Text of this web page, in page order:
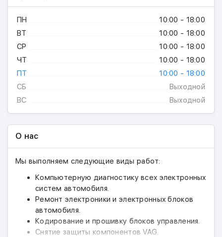
ПН
10:00 - 18:00
ВТ
10:00 - 18:00
СР
10:00 - 18:00
ЧТ
10:00 - 18:00
ПТ
10:00 - 18:00
СБ
Выходной
ВС
Выходной
О нас
Мы выполняем следующие виды работ:
Компьютерную диагностику всех электронных
систем автомобиля.
Ремонт электроники и электронных блоков
автомобиля.
Кодирование и прошивку блоков управления.
Снятие защиты компонентов VAG.